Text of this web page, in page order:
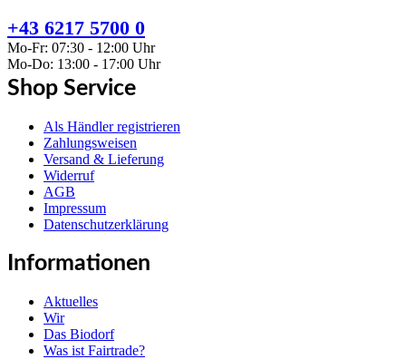
+43 6217 5700 0
Mo-Fr: 07:30 - 12:00 Uhr
Mo-Do: 13:00 - 17:00 Uhr
Shop Service
Als Händler registrieren
Zahlungsweisen
Versand & Lieferung
Widerruf
AGB
Impressum
Datenschutzerklärung
Informationen
Aktuelles
Wir
Das Biodorf
Was ist Fairtrade?